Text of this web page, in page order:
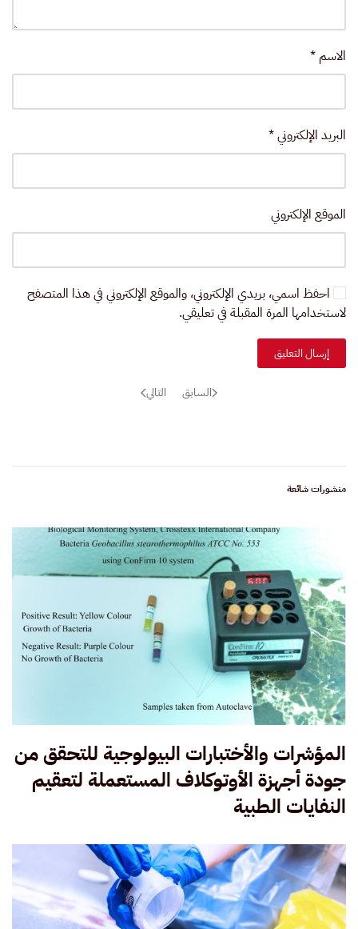
الاسم *
البريد الإلكتروني*
الموقع الإلكتروني
احفظ اسمي، بريدي الإلكتروني، والموقع الإلكتروني في هذا المتصفح
لاستخدامها المرة المقبلة في تعليقي.
إرسال التعليق
السابق التالي
منشورات شائعة
المؤشرات والأختبارات البيولوجية للتحقق من
جودة أجهزة الأوتوكلاف المستعملة لتعقيم
النفايات الطبية